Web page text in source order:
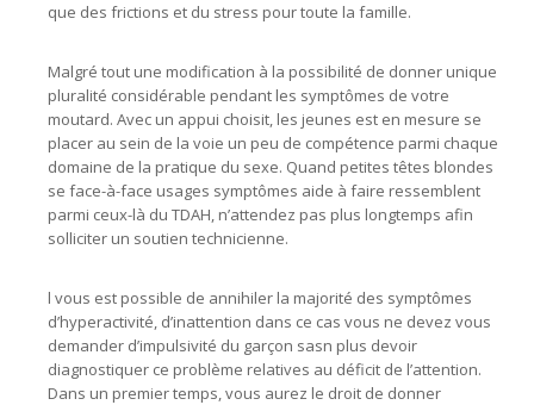
que des frictions et du stress pour toute la famille.
Malgré tout une modification à la possibilité de donner unique
pluralité considérable pendant les symptômes de votre
moutard. Avec un appui choisit, les jeunes est en mesure se
placer au sein de la voie un peu de compétence parmi chaque
domaine de la pratique du sexe. Quand petites têtes blondes
se face-à-face usages symptômes aide à faire ressemblent
parmi ceux-là du TDAH, n’attendez pas plus longtemps afin
solliciter un soutien technicienne.
l vous est possible de annihiler la majorité des symptômes
d’hyperactivité, d’inattention dans ce cas vous ne devez vous
demander d’impulsivité du garçon sasn plus devoir
diagnostiquer ce problème relatives au déficit de l’attention.
Dans un premier temps, vous aurez le droit de donner